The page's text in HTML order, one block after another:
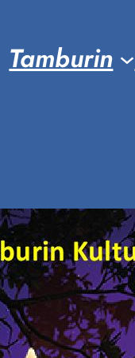
Tamburin